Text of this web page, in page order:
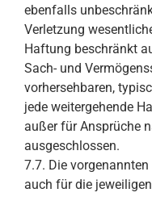
ebenfalls
Verletzung
Haftung beschränkt
Sach- und
vorhersehbaren,
jede weitergehende
außer für Ansprüche
ausgeschlossen.
7.7. Die
auch für die